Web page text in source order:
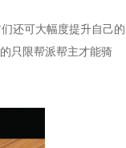
还可大幅度提升自己的
只限帮派帮主才能骑